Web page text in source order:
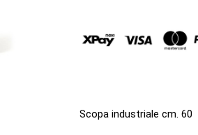
Scopa industriale cm. 60